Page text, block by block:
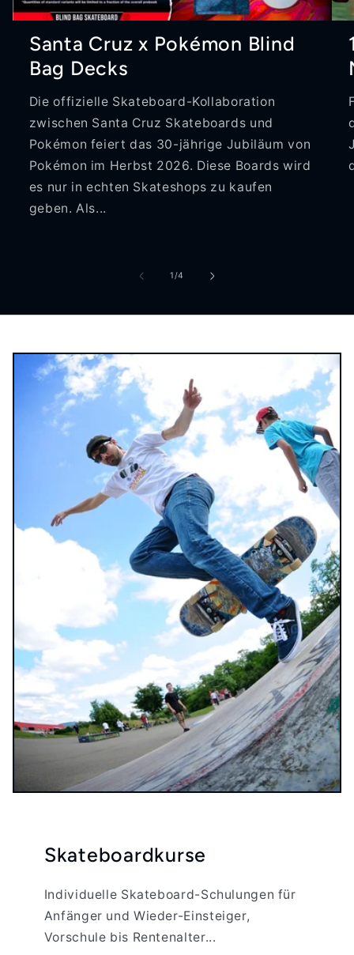
Santa Cruz x Pokémon Blind
Bag Decks
Die offizielle Skateboard-Kollaboration
zwischen Santa Cruz Skateboards und
Pokémon feiert das 30-jährige Jubiläum von
Pokémon im Herbst 2026. Diese Boards wird
es nur in echten Skateshops zu kaufen
geben. Als...
1/von
4
Skateboardkurse
Individuelle Skateboard-Schulungen für
Anfänger und Wieder-Einsteiger,
Vorschule bis Rentenalter...